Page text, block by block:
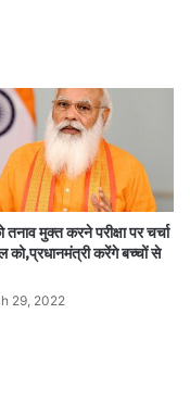
तनाव मुक्त करने परीक्षा पर चर्चा
को,प्रधानमंत्री करेंगे बच्चों से
29, 2022